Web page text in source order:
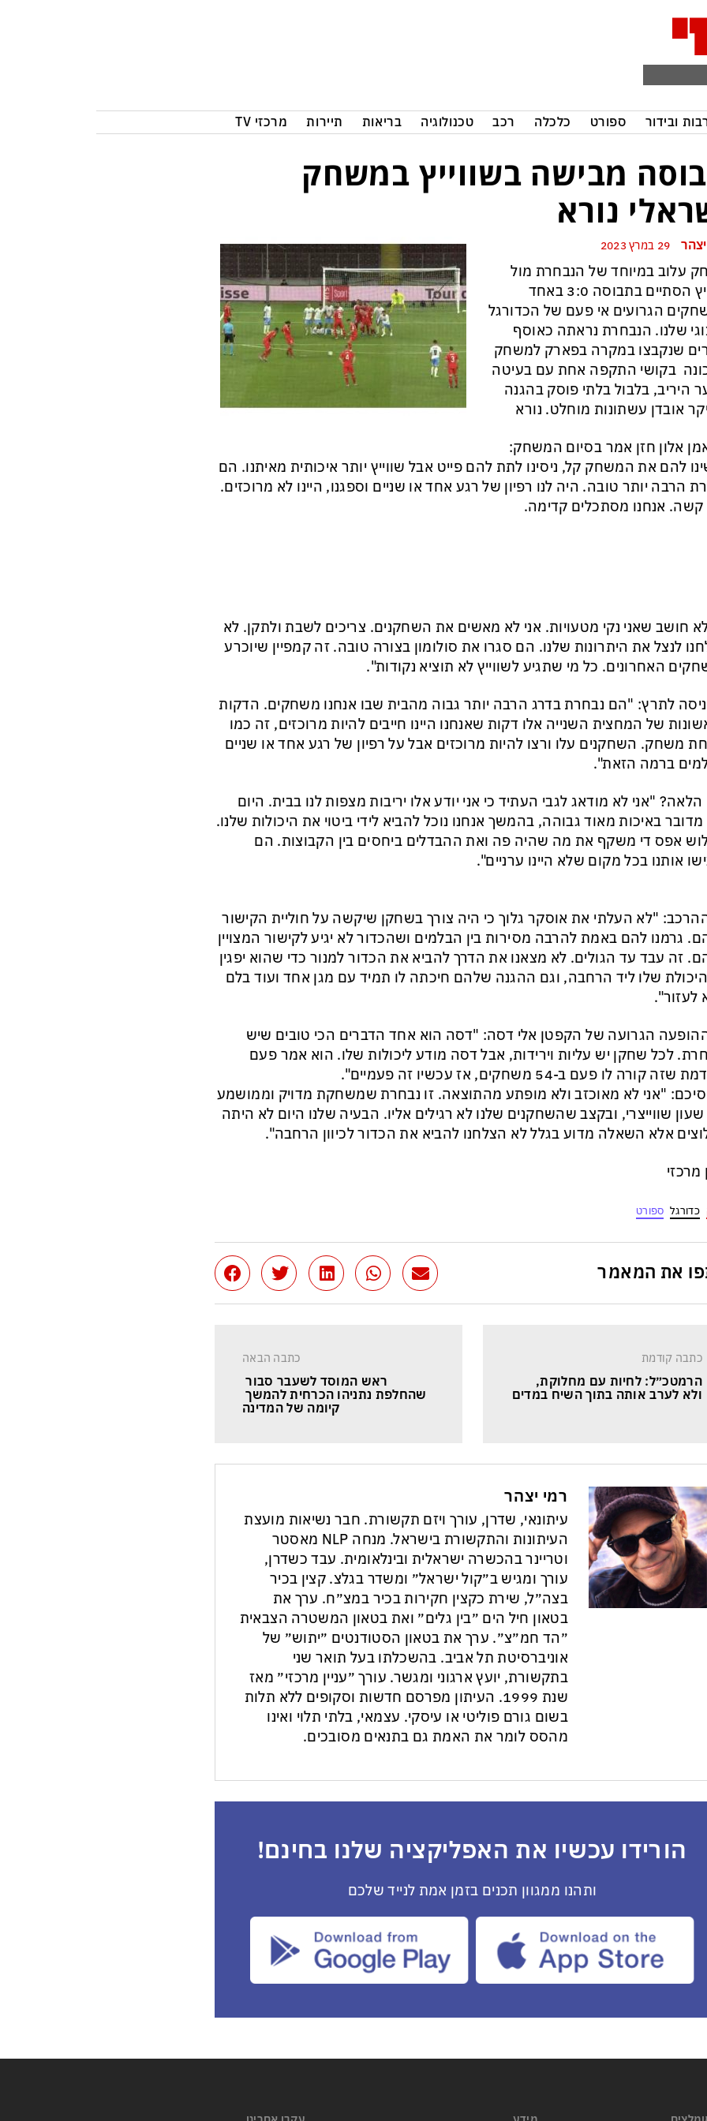
ובידור ספורט כלכלה רכב טכנולוגיה בריאות תיירות מרכזי TV
מבישה בשווייץ במשחק
נורא
עלוב במיוחד של הנבחרת מול
שווייץ הסתיים בתבוסה 3:0 באחד
הגרועים אי פעם של הכדורגל
שלנו. הנבחרת נראתה כאוסף
שנקבצו במקרה בפארק למשחק
בקושי התקפה אחת עם בעיטה
היריב, בלבול בלתי פוסק בהגנה
אובדן עשתונות מוחלט. נורא
אלון חזן אמר בסיום המשחק:
להם את המשחק קל, ניסינו לתת להם פייט אבל שווייץ יותר איכותית מאיתנו. הם
הרבה יותר טובה. היה לנו רפיון של רגע אחד או שניים וספגנו, היינו לא מרוכזים.
קשה. אנחנו מסתכלים קדימה.
לא חושב שאני נקי מטעויות. אני לא מאשים את השחקנים. צריכים לשבת ולתקן. לא
לנצל את היתרונות שלנו. הם סגרו את סולומון בצורה טובה. זה קמפיין שיוכרע
האחרונים. כל מי שתגיע לשווייץ לא תוציא נקודות".
ניסה לתרץ: "הם נבחרת בדרג הרבה יותר גבוה מהבית שבו אנחנו משחקים. הדקות
של המחצית השנייה אלו דקות שאנחנו היינו חייבים להיות מרוכזים, זה כמו
משחק. השחקנים עלו ורצו להיות מרוכזים אבל על רפיון של רגע אחד או שניים
ברמה הזאת".
"אני לא מודאג לגבי העתיד כי אני יודע אלו יריבות מצפות לנו בבית. היום
מדובר באיכות מאוד גבוהה, בהמשך אנחנו נוכל להביא לידי ביטוי את היכולות שלנו.
אפס די משקף את מה שהיה פה ואת ההבדלים ביחסים בין הקבוצות. הם
אותנו בכל מקום שלא היינו ערניים".
"לא העלתי את אוסקר גלוך כי היה צורך בשחקן שיקשה על חוליית הקישור
גרמנו להם באמת להרבה מסירות בין הבלמים ושהכדור לא יגיע לקישור המצויין
זה עבד עד הגולים. לא מצאנו את הדרך להביא את הכדור למנור כדי שהוא יפגין
שלו ליד הרחבה, וגם ההגנה שלהם חיכתה לו תמיד עם מגן אחד ועוד בלם
לעזור".
הגרועה של הקפטן אלי דסה: "דסה הוא אחד הדברים הכי טובים שיש
לכל שחקן יש עליות וירידות, אבל דסה מודע ליכולות שלו. הוא אמר פעם
קורה לו פעם ב-54 משחקים, אז עכשיו זה פעמיים".
סיכם: "אני לא מאוכזב ולא מופתע מהתוצאה. זו נבחרת שמשחקת מדויק וממושמע
שווייצרי, ובקצב שהשחקנים שלנו לא רגילים אליו. הבעיה שלנו היום לא היתה
אלא השאלה מדוע בגלל לא הצלחנו להביא את הכדור לכיוון הרחבה".
מרכזי
כדורגל ספורט
את המאמר
כתבה קודמת
הרמטכ״ל: לחיות עם מחלוקת,
ולא לערב אותה בתוך השיח במדים
כתבה הבאה
ראש המוסד לשעבר סבור
שהחלפת נתניהו הכרחית להמשך
קיומה של המדינה
רמי יצהר
עיתונאי, שדרן, עורך ויזם תקשורת. חבר נשיאות מועצת
העיתונות והתקשורת בישראל. מנחה NLP מאסטר
וטריינר בהכשרה ישראלית ובינלאומית. עבד כשדרן,
עורך ומגיש ב״קול ישראל״ ומשדר בגלצ. קצין בכיר
בצה״ל, שירת כקצין חקירות בכיר במצ״ח. ערך את
בטאון חיל הים ״בין גלים״ ואת בטאון המשטרה הצבאית
״הד חמ״צ״. ערך את בטאון הסטודנטים ״יתוש״ של
אוניברסיטת תל אביב. בהשכלתו בעל תואר שני
בתקשורת, יועץ ארגוני ומגשר. עורך ״עניין מרכזי״ מאז
שנת 1999. העיתון מפרסם חדשות וסקופים ללא תלות
בשום גורם פוליטי או עיסקי. עצמאי, בלתי תלוי ואינו
מהסס לומר את האמת גם בתנאים מסובכים.
הורידו עכשיו את האפליקציה שלנו בחינם!
ותהנו ממגוון תכנים בזמן אמת לנייד שלכם